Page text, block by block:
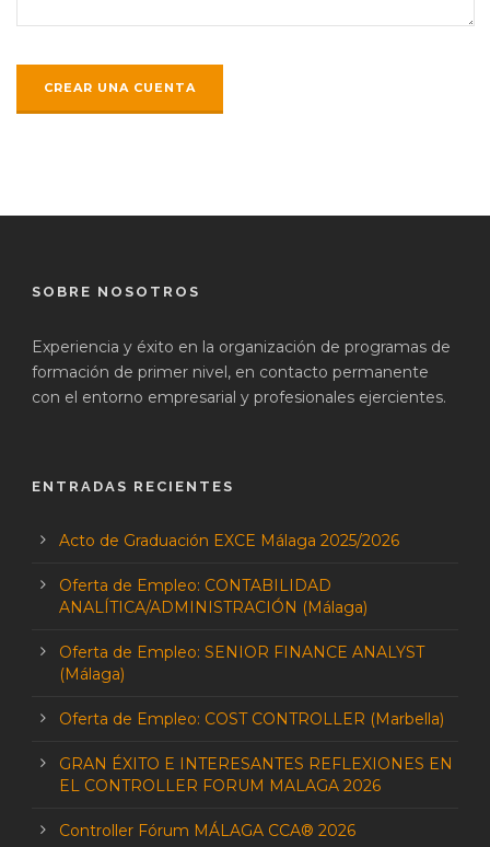
SOBRE NOSOTROS
Experiencia y éxito en la organización de programas de
formación de primer nivel, en contacto permanente
con el entorno empresarial y profesionales ejercientes.
ENTRADAS RECIENTES
Acto de Graduación EXCE Málaga 2025/2026
Oferta de Empleo: CONTABILIDAD
ANALÍTICA/ADMINISTRACIÓN (Málaga)
Oferta de Empleo: SENIOR FINANCE ANALYST
(Málaga)
Oferta de Empleo: COST CONTROLLER (Marbella)
GRAN ÉXITO E INTERESANTES REFLEXIONES EN
EL CONTROLLER FORUM MALAGA 2026
Controller Fórum MÁLAGA CCA® 2026